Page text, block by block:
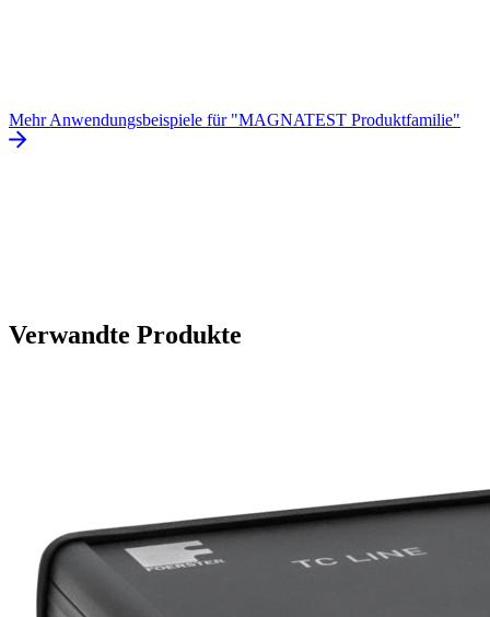
Mehr Anwendungsbeispiele für "MAGNATEST Produktfamilie"
Verwandte Produkte